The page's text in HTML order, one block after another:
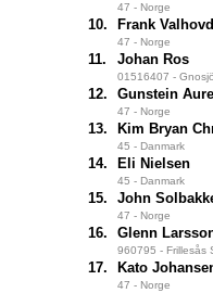
47 - Norge
10. Frank
47 - Norge
11. Johan Ros
01516407 -
12. Gunstein
47 - Norge
13. Kim Bryan
45 - Danmark
14. Eli Nielsen
45 - Danmark
15. John
47 - Norge
16. Glenn
960795 - Frillesås
17. Kato
47 - Norge